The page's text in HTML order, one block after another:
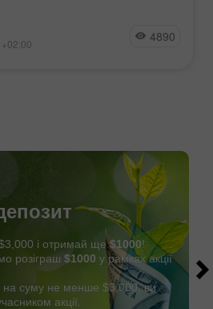
4890
і отримай ще$1000!
розіграш $1000 у рамках акції
на суму не менше $3,000, ви
акції.